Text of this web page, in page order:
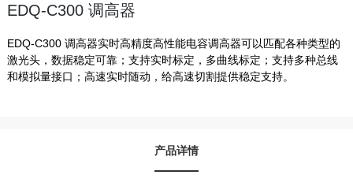
EDQ-C300 调高器
EDQ-C300 调高器实时高精度高性能电容调高器可以匹配各种类型的
激光头，数据稳定可靠；支持实时标定，多曲线标定；支持多种总线
和模拟量接口；高速实时随动，给高速切割提供稳定支持。
产品详情